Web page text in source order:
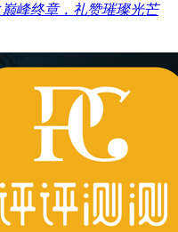
峰终章，礼赞璀璨光芒